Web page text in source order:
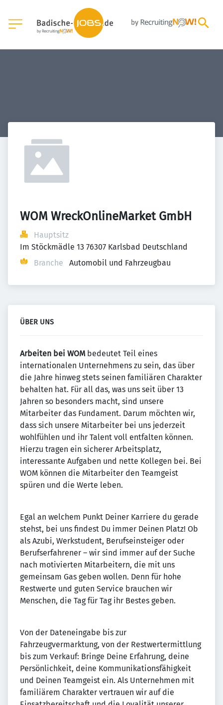
WOM WreckOnlineMarket GmbH
Hauptsitz
Im Stöckmädle 13 76307 Karlsbad Deutschland
Branche
Automobil und Fahrzeugbau
ÜBER UNS
Arbeiten bei WOM bedeutet Teil eines
internationalen Unternehmens zu sein, das über
die Jahre hinweg stets seinen familiären Charakter
behalten hat. Für all das, was uns seit über 13
Jahren so besonders macht, sind unsere
Mitarbeiter das Fundament. Darum möchten wir,
dass sich unsere Mitarbeiter bei uns jederzeit
wohlfühlen und ihr Talent voll entfalten können.
Hierzu tragen ein sicherer Arbeitsplatz,
interessante Aufgaben und nette Kollegen bei. Bei
WOM können die Mitarbeiter den Teamgeist
spüren und die Werte leben.
Egal an welchem Punkt Deiner Karriere du gerade
stehst, bei uns findest Du immer Deinen Platz! Ob
als Azubi, Werkstudent, Berufseinsteiger oder
Berufserfahrener – wir sind immer auf der Suche
nach motivierten Mitarbeitern, die mit uns
gemeinsam Gas geben wollen. Denn für hohe
Restwerte und guten Service brauchen wir
Menschen, die Tag für Tag ihr Bestes geben.
Von der Dateneingabe bis zur
Fahrzeugvermarktung, von der Restwertermittlung
bis zum Verkauf: Bringe Deine Erfahrung, deine
Persönlichkeit, deine Kommunikationsfähigkeit
und Deinen Teamgeist ein. Als Unternehmen mit
familiärem Charakter vertrauen wir auf die